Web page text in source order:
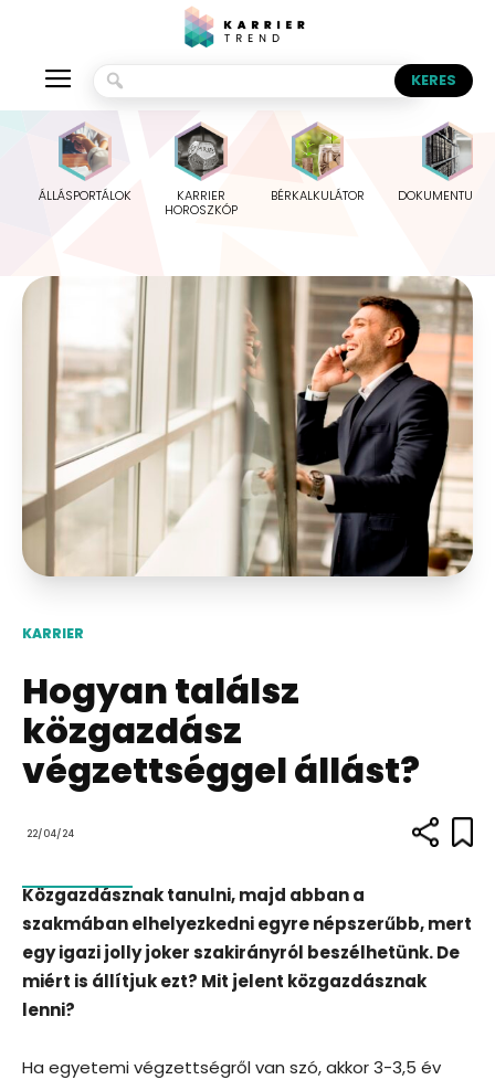
ÁLLÁSPORTÁLOK
KARRIER
HOROSZKÓP
BÉRKALKULÁTOR
KARRIER
Hogyan találsz
közgazdász
végzettséggel állást?
22/04/24
Közgazdásznak tanulni, majd abban a
szakmában elhelyezkedni egyre népszerűbb, mert
egy igazi jolly joker szakirányról beszélhetünk. De
miért is állítjuk ezt? Mit jelent közgazdásznak
lenni?
Ha egyetemi végzettségről van szó, akkor 3-3,5 év